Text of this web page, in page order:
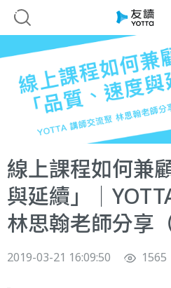
線上課程如何兼
與延續」｜
林思翰老師分享（
2019-03-21 16:09:50 1565